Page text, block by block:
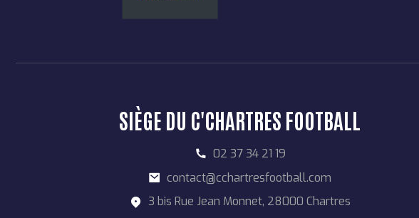
SIÈGE DU C'CHARTRES FOOTBALL
02 37 34 21 19
contact@cchartresfootball.com
3 bis Rue Jean Monnet, 28000 Chartres